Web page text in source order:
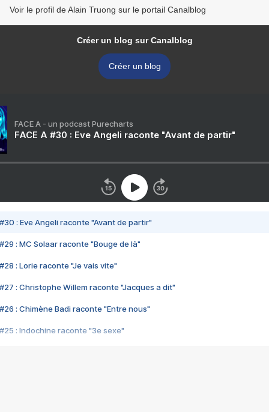
Voir le profil de Alain Truong sur le portail Canalblog
Créer un blog sur Canalblog
Créer un blog
FACE A - un podcast Purecharts
FACE A #30 : Eve Angeli raconte "Avant de partir"
#30 : Eve Angeli raconte "Avant de partir"
#29 : MC Solaar raconte "Bouge de là"
#28 : Lorie raconte "Je vais vite"
#27 : Christophe Willem raconte "Jacques a dit"
#26 : Chimène Badi raconte "Entre nous"
#25 : Indochine raconte "3e sexe"